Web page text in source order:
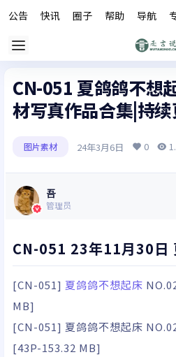
公告 快讯 圈子 帮助 导航
CN-051 夏鸽鸽不想
材写真作品合集|持
图片素材 24年3月6日 0
吾
管理员
CN-051 23年11月30日
[CN-051] 夏鸽鸽不想起床
MB]
[CN-051] 夏鸽鸽不想起床
[43P-153.32 MB]